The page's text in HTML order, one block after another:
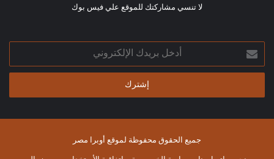
لا تنسي مشاركتك للموقع علي فيس بوك
أدخل
بريدك
الإلكتروني
جميع الحقوق محفوظة لموقع أوبرا مصر